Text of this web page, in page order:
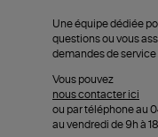
Une équipe dédiée
questions ou vous
demandes de service
Vous pouvez
nous contacter ici
ou par téléphone au
au vendredi de 9h à